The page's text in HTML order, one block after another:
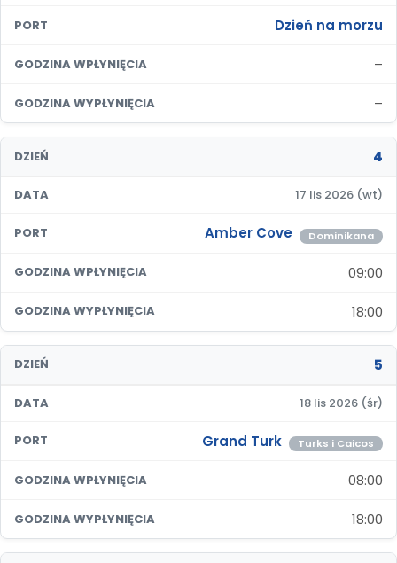
PORT Dzień na morzu
GODZINA WPŁYNIĘCIA –
GODZINA WYPŁYNIĘCIA –
DZIEŃ 4
DATA 17 lis 2026 (wt)
PORT Amber Cove Dominikana
GODZINA WPŁYNIĘCIA 09:00
GODZINA WYPŁYNIĘCIA 18:00
DZIEŃ 5
DATA 18 lis 2026 (śr)
PORT Grand Turk Turks i Caicos
GODZINA WPŁYNIĘCIA 08:00
GODZINA WYPŁYNIĘCIA 18:00